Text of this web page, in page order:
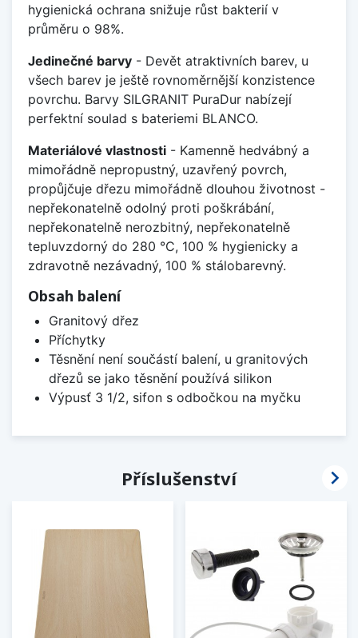
hygienická ochrana snižuje růst bakterií v
průměru o 98%.
Jedinečné barvy - Devět atraktivních barev, u
všech barev je ještě rovnoměrnější konzistence
povrchu. Barvy SILGRANIT PuraDur nabízejí
perfektní soulad s bateriemi BLANCO.
Materiálové vlastnosti - Kamenně hedvábný a
mimořádně nepropustný, uzavřený povrch,
propůjčuje dřezu mimořádně dlouhou životnost -
nepřekonatelně odolný proti poškrábání,
nepřekonatelně nerozbitný, nepřekonatelně
tepluvzdorný do 280 °C, 100 % hygienicky a
zdravotně nezávadný, 100 % stálobarevný.
Obsah balení
Granitový dřez
Příchytky
Těsnění není součástí balení, u granitových
dřezů se jako těsnění používá silikon
Výpusť 3 1/2, sifon s odbočkou na myčku
Příslušenství 